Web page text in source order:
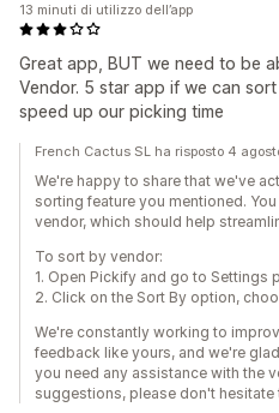
Great app, BUT we need to be
Vendor. 5 star app if we can
speed up our picking time
13 minuti di utilizzo dell’app
French Cactus SL ha risposto 4
We're happy to share that we've
sorting feature you mentioned.
vendor, which should help
To sort by vendor:
1. Open Pickify and go to Settings
2. Click on the Sort By option,
We're constantly working to
feedback like yours, and we're
you need any assistance with the
suggestions, please don't